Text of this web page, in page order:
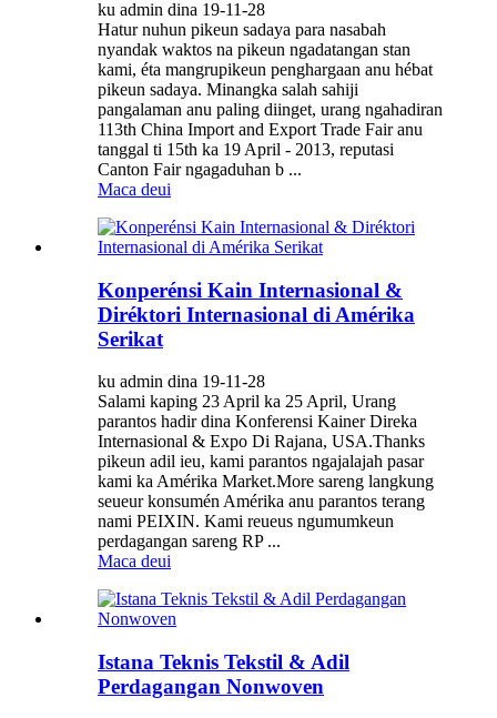
ku admin dina 19-11-28
Hatur nuhun pikeun sadaya para nasabah
nyandak waktos na pikeun ngadatangan stan
kami, éta mangrupikeun penghargaan anu hébat
pikeun sadaya. Minangka salah sahiji
pangalaman anu paling diinget, urang ngahadiran
113th China Import and Export Trade Fair anu
tanggal ti 15th ka 19 April - 2013, reputasi
Canton Fair ngagaduhan b ...
Maca deui
Konperénsi Kain Internasional &
Diréktori Internasional di Amérika
Serikat
ku admin dina 19-11-28
Salami kaping 23 April ka 25 April, Urang
parantos hadir dina Konferensi Kainer Direka
Internasional & Expo Di Rajana, USA.Thanks
pikeun adil ieu, kami parantos ngajalajah pasar
kami ka Amérika Market.More sareng langkung
seueur konsumén Amérika anu parantos terang
nami PEIXIN. Kami reueus ngumumkeun
perdagangan sareng RP ...
Maca deui
Istana Teknis Tekstil & Adil
Perdagangan Nonwoven